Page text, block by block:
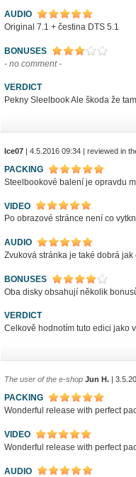
AUDIO
Original 7.1 + čestina DTS 5.1
BONUSES
- no comment -
VERDICT
Pekny Sleelbook Ale škoda že
Ice07 | 4.5.2016 09:34 | reviewed in
PACKING
Steelbookové balení je opravdu
VIDEO
Po obrazové stránce není co
AUDIO
Zvuková stránka je také dobrá
BONUSES
Oba disky obsahují několik
VERDICT
Celkově hodnotím tuto edici jako
The user of the e-shop Jun H. |
PACKING
Wonderful release with perfect
VIDEO
Wonderful release with perfect
AUDIO